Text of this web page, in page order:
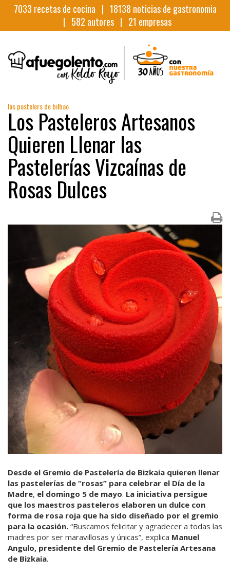
7033 recetas de cocina | 18138 noticias de gastronomia
| 582 autores | 21 empresas
los pastelers de bilbao
Los Pasteleros Artesanos
Quieren Llenar las
Pastelerías Vizcaínas de
Rosas Dulces
Desde el Gremio de Pastelería de Bizkaia quieren llenar
las pastelerías de “rosas” para celebrar el Día de la
Madre, el domingo 5 de mayo. La iniciativa persigue
que los maestros pasteleros elaboren un dulce con
forma de rosa roja que ha sido diseñado por el gremio
para la ocasión. “Buscamos felicitar y agradecer a todas las
madres por ser maravillosas y únicas”, explica Manuel
Angulo, presidente del Gremio de Pastelería Artesana
de Bizkaia.